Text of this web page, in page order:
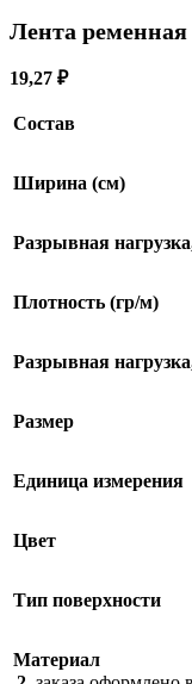
Лента
19,27 ₽
Состав
Ширина (см)
Разрывная
Плотность (гр/м)
Разрывная
Размер
Единица измерения
Цвет
Тип поверхности
Материал